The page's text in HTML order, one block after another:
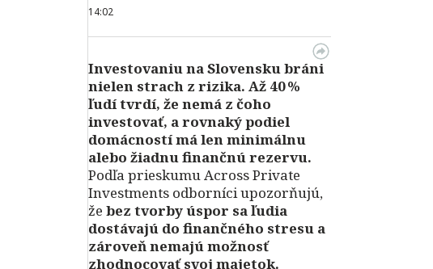
14:02
Investovaniu na Slovensku bráni
nielen strach z rizika. Až 40 %
ľudí tvrdí, že nemá z čoho
investovať, a rovnaký podiel
domácností má len minimálnu
alebo žiadnu finančnú rezervu.
Podľa prieskumu Across Private
Investments odborníci upozorňujú,
že bez tvorby úspor sa ľudia
dostávajú do finančného stresu a
zároveň nemajú možnosť
zhodnocovať svoj majetok.